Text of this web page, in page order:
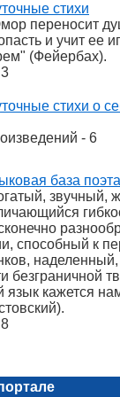
стихи
переносит
и учит ее
(Фейербах).
стихи о
- 6
база поэта
звучный,
способный к
безграничной
язык кажется